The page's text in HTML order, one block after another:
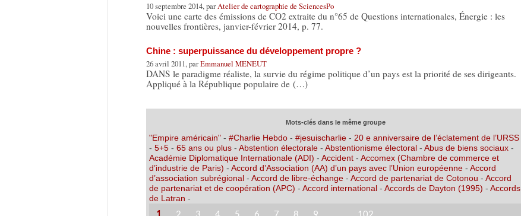
10 septembre 2014, parAtelier de cartographie de SciencesPo
Voici une carte des émissions de CO2 extraite du n°65 de Questions internationales, Énergie : les
nouvelles frontières, janvier-février 2014, p. 77.
Chine : superpuissance du développement propre ?
26 avril 2011, parEmmanuel MENEUT
DANS le paradigme réaliste, la survie du régime politique d’un pays est la priorité de ses dirigeants.
Appliqué à la République populaire de (…)
Mots-clés dans le même groupe
"Empire américain"- #Charlie Hebdo- #jesuischarlie- 20 e anniversaire de l’éclatement de l’URSS
- 5+5- 65 ans ou plus- Abstention électorale- Abstentionisme électoral- Abus de biens sociaux-
Académie Diplomatique Internationale (ADI) - Accident- Accomex (Chambre de commerce et
d’industrie de Paris) - Accord d’Association (AA) d’un pays avec l’Union européenne- Accord
d’association subrégional- Accord de libre-échange- Accord de partenariat de Cotonou - Accord
de partenariat et de coopération (APC) - Accord international- Accords de Dayton (1995) - Accords
de Latran -